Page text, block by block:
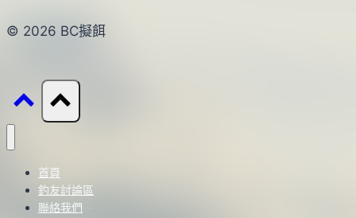
© 2026 BC擬餌
首頁
釣友討論區
聯絡我們